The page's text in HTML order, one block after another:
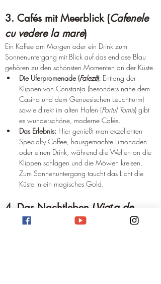
3. Cafés mit Meerblick (Cafenele
cu vedere la mare)
Ein Kaffee am Morgen oder ein Drink zum
Sonnenuntergang mit Blick auf das endlose Blau
gehören zu den schönsten Momenten an der Küste.
Die Uferpromenade (Faleză): Entlang der
Klippen von Constanța (besonders nahe dem
Casino und dem Genuesischen Leuchtturm)
sowie direkt im alten Hafen (Portul Tomis) gibt
es wunderschöne, moderne Cafés.
Das Erlebnis: Hier genießt man exzellenten
Specialty Coffee, hausgemachte Limonaden
oder einen Drink, während die Wellen an die
Klippen schlagen und die Möwen kreisen.
Zum Sonnenuntergang taucht das Licht die
Küste in ein magisches Gold.
4. Das Nachtleben (Viața de
noapte